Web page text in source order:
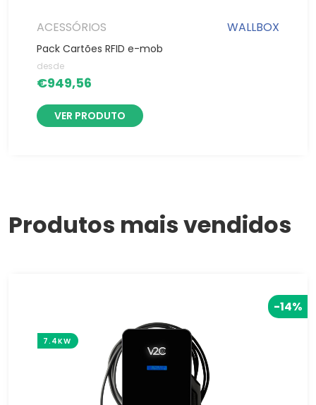
ACESSÓRIOS WALLBOX
Pack Cartões RFID e-mob
desde
€949,56
VER PRODUTO
Produtos mais vendidos
-14%
7.4KW